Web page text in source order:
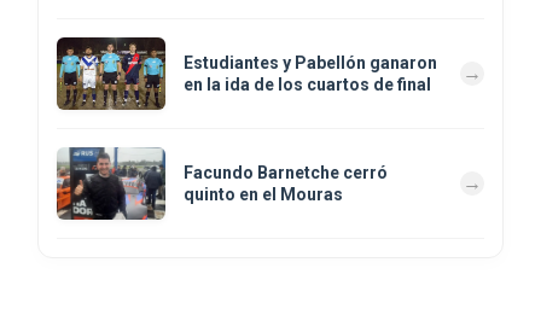
Estudiantes y Pabellón ganaron
en la ida de los cuartos de final
Facundo Barnetche cerró
quinto en el Mouras